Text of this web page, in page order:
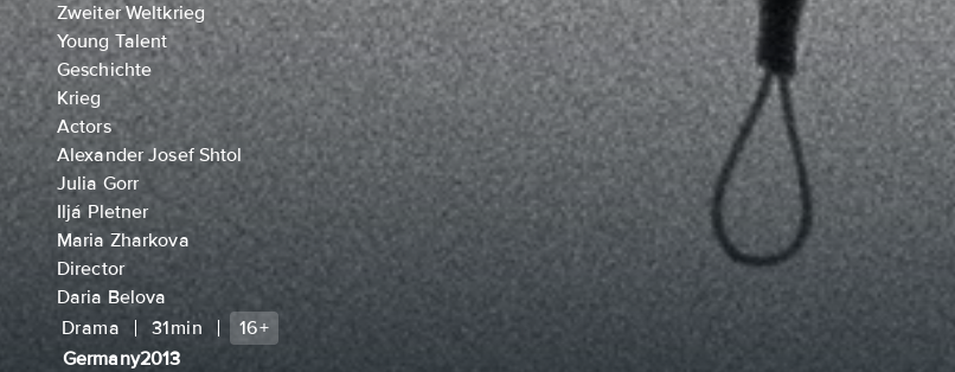
Zweiter Weltkrieg
Young Talent
Geschichte
Krieg
Actors
Alexander Josef Shtol
Julia Gorr
Iljá Pletner
Maria Zharkova
Director
Daria Belova
Drama
31min
16+
Germany2013